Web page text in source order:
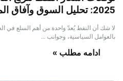
2025: تحليل السوق وآفاق المستقبل
لا شك أن النفط يُعدّ واحدة من أهم السلع في
بالعوامل السياسية، وجوانب ...
ادامه مطلب »